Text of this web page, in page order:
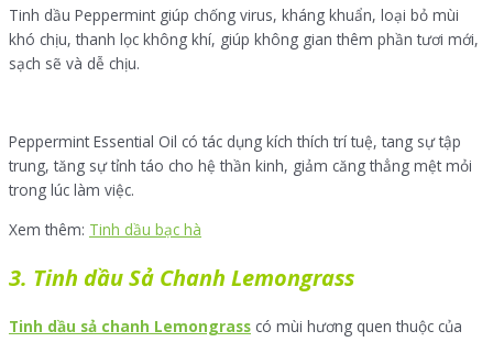
Tinh dầu Peppermint giúp chống virus, kháng khuẩn, loại bỏ mùi
khó chịu, thanh lọc không khí, giúp không gian thêm phần tươi mới,
sạch sẽ và dễ chịu.
Peppermint Essential Oil có tác dụng kích thích trí tuệ, tang sự tập
trung, tăng sự tỉnh táo cho hệ thần kinh, giảm căng thẳng mệt mỏi
trong lúc làm việc.
Xem thêm: Tinh dầu bạc hà
3. Tinh dầu Sả Chanh Lemongrass
Tinh dầu sả chanh Lemongrass có mùi hương quen thuộc của